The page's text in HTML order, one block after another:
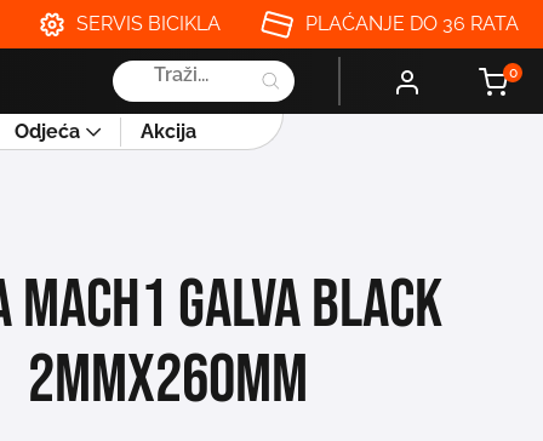
SERVIS BICIKLA
PLAĆANJE DO 36 RATA
Products
search
0
Odjeća Akcija
MACH1 GALVA BLACK
2MMX260MM